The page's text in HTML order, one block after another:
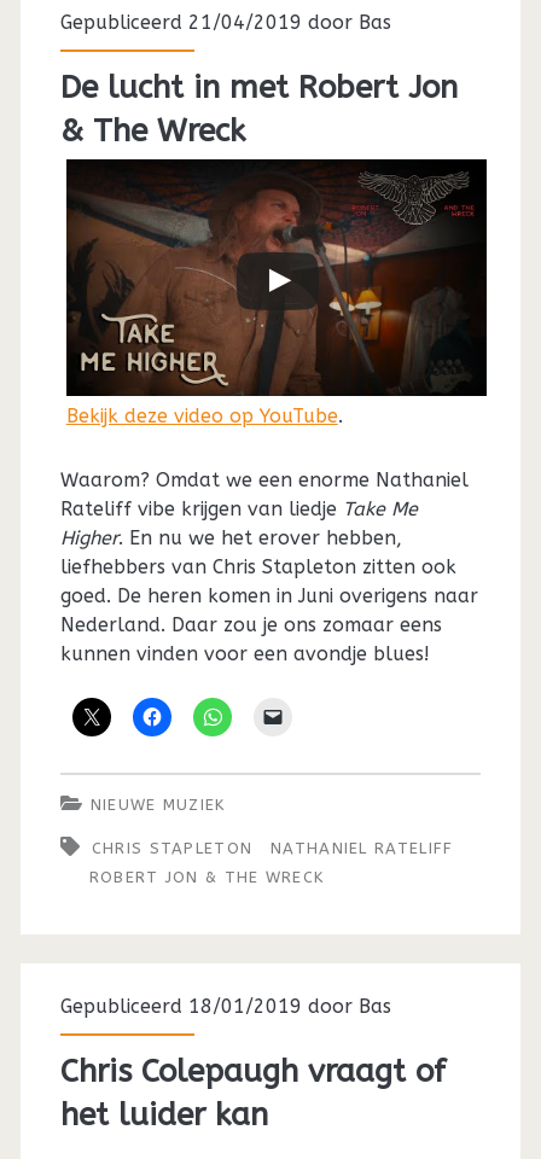
Gepubliceerd 21/04/2019 door Bas
De lucht in met Robert Jon
& The Wreck
Bekijk deze video op YouTube.
Waarom? Omdat we een enorme Nathaniel
Rateliff vibe krijgen van liedje Take Me
Higher. En nu we het erover hebben,
liefhebbers van Chris Stapleton zitten ook
goed. De heren komen in Juni overigens naar
Nederland. Daar zou je ons zomaar eens
kunnen vinden voor een avondje blues!
NIEUWE MUZIEK
CHRIS STAPLETON
NATHANIEL RATELIFF
ROBERT JON & THE WRECK
Gepubliceerd 18/01/2019 door Bas
Chris Colepaugh vraagt of
het luider kan